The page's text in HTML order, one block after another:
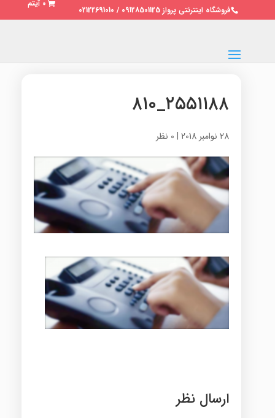
فروشگاه اینترنتی پرواز 09128501125 / 02122691010
0 آیتم
۲۵۵۱۱۸۸_۸۱۰
28 نوامبر 2018 | 0 نظر
ارسال نظر